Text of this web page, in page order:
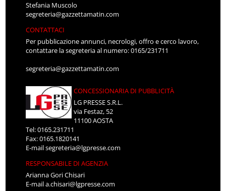
Stefania Muscolo
segreteria@gazzettamatin.com
CONTATTACI
Per pubblicazione annunci, necrologi, offro e cerco lavoro,
contattare la segreteria al numero: 0165/231711
segreteria@gazzettamatin.com
CONCESSIONARIA DI PUBBLICITÀ
LG PRESSE S.R.L.
via Festaz, 52
11100 AOSTA
Tel: 0165.231711
Fax: 0165.1820141
E-mailsegreteria@lgpresse.com
RESPONSABILE DI AGENZIA
Arianna Gori Chisari
E-maila.chisari@lgpresse.com